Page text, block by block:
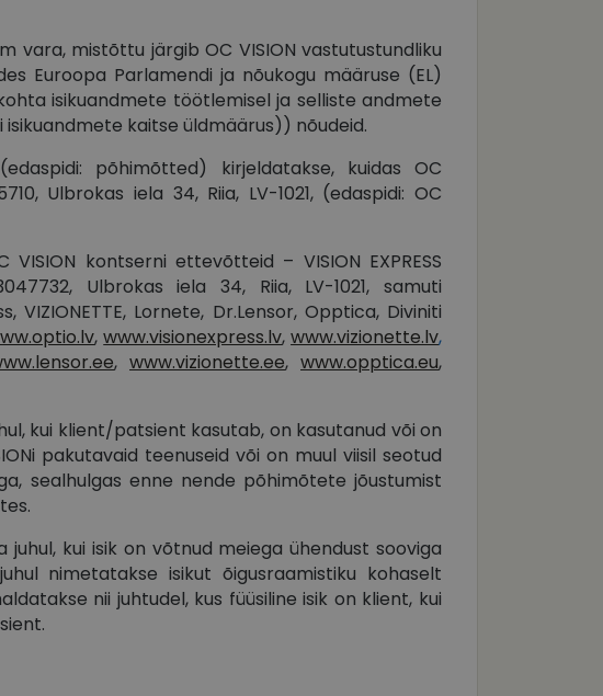
vara, mistõttu järgib OC VISION vastutustundliku
Euroopa Parlamendi ja nõukogu määruse (EL)
isikuandmete töötlemisel ja selliste andmete
kaitse üldmäärus)) nõudeid.
põhimõtted) kirjeldatakse, kuidas OC
Ulbrokas iela 34, Riia, LV-1021, (edaspidi: OC
kontserni ettevõtteid – VISION EXPRESS
Ulbrokas iela 34, Riia, LV-1021, samuti
VIZIONETTE, Lornete, Dr.Lensor, Opptica, Diviniti
,www.visionexpress.lv,www.vizionette.lv,
, www.vizionette.ee, www.opptica.eu,
kui klient/patsient kasutab, on kasutanud või on
pakutavaid teenuseid või on muul viisil seotud
sealhulgas enne nende põhimõtete jõustumist
kui isik on võtnud meiega ühendust sooviga
nimetatakse isikut õigusraamistiku kohaselt
nii juhtudel, kus füüsiline isik on klient, kui